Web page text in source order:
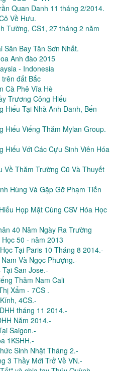
Quan Danh 11 tháng 2/2014.
Về Hưu.
Tường, CS1, 27 tháng 2 năm
Sân Bay Tân Sơn Nhất.
Anh đào 2015
- Indonesia
đất Bắc
Cà Phê Vĩa Hè
Trương Công Hiếu
Hiếu Tại Nhà Anh Danh, Bến
Hiếu Viếng Thăm Mylan Group.
Hiếu Với Các Cựu Sinh Viên Hóa
Về Thăm Trường Cũ Và Thuyết
Hùng Và Gặp Gỡ Phạm Tiến
Họp Mặt Cùng CSV Hóa Học
40 Năm Ngày Ra Trường
50 - năm 2013
Tại Paris 10 Tháng 8 2014.-
Và Ngọc Phượng.-
San Jose.-
Thăm Nam Cali
Xẩm - 7CS .
4CS.-
tháng 11 2014.-
Năm 2014.-
Saigon.-
1KSHH.-
Sinh Nhật Tháng 2.-
3 Thầy Mới Trở Về VN.-